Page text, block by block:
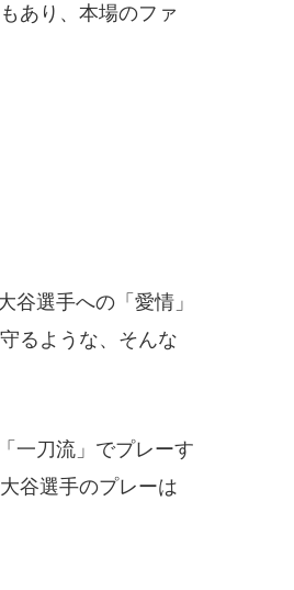
あり、本場のファ
選手への「愛情」
るような、そんな
一刀流」でプレーす
谷選手のプレーは